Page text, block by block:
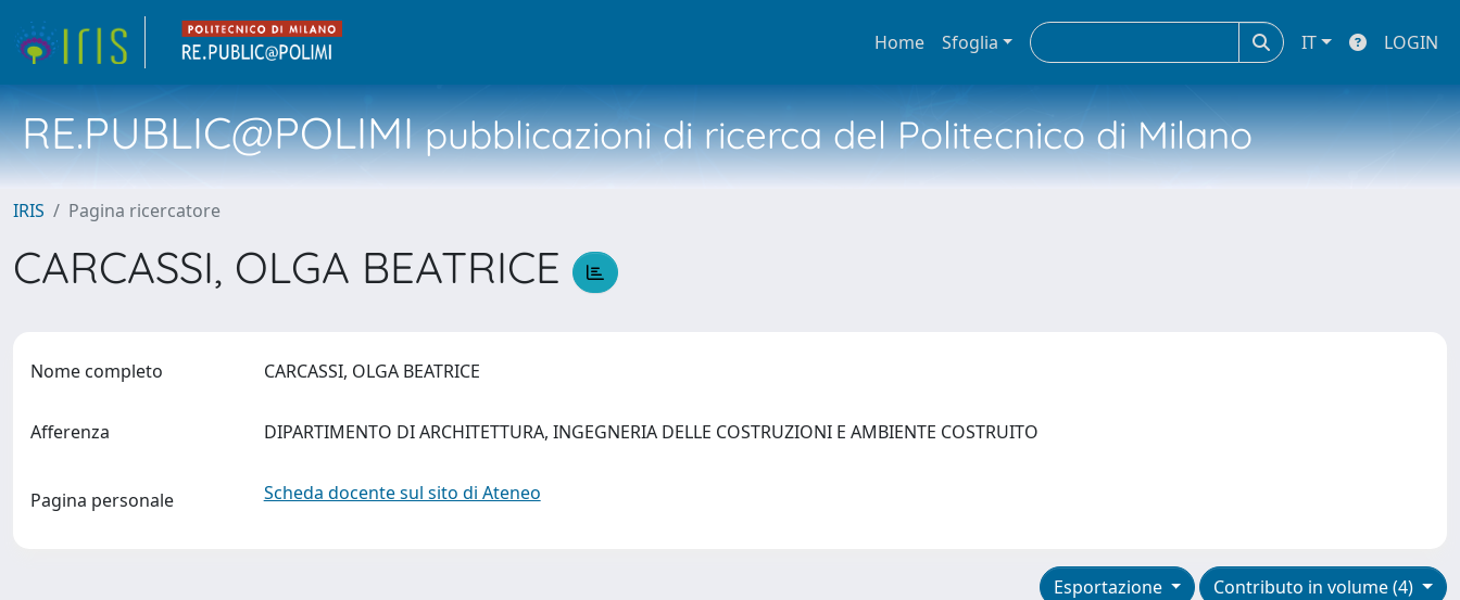
Home Sfoglia IT LOGIN
RE.PUBLIC@POLIMIpubblicazioni di ricerca del Politecnico di Milano
IRIS Pagina ricercatore
CARCASSI, OLGA BEATRICE
Nome completo CARCASSI, OLGA BEATRICE
Afferenza DIPARTIMENTO DI ARCHITETTURA, INGEGNERIA DELLE COSTRUZIONI E AMBIENTE COSTRUITO
Pagina personale Scheda docente sul sito di Ateneo
Contributo in volume (4)
Esportazione